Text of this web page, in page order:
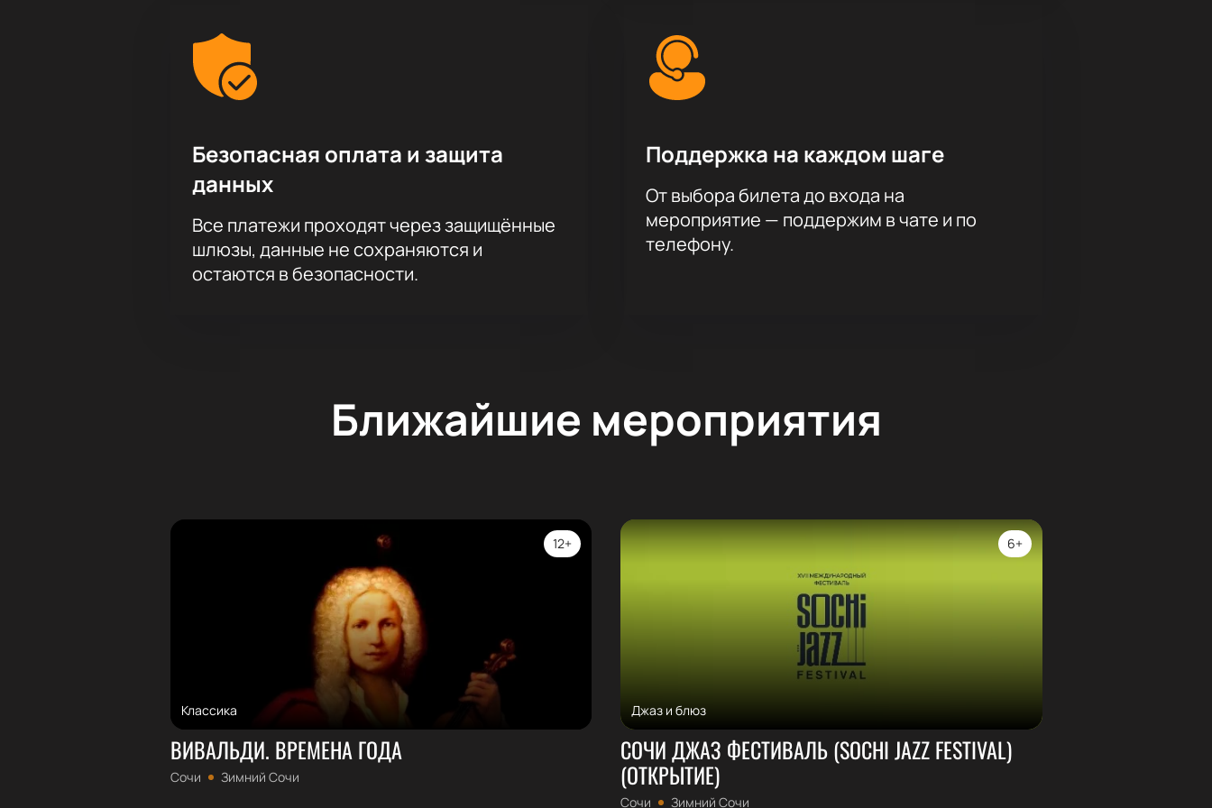
Безопасная оплата и защита
данных
Все платежи проходят через защищённые
шлюзы, данные не сохраняются и
остаются в безопасности.
Поддержка на каждом шаге
От выбора билета до входа на
мероприятие — поддержим в чате и по
телефону.
Ближайшие мероприятия
Классика
12+
ВИВАЛЬДИ. ВРЕМЕНА ГОДА
Сочи Зимний Сочи
Джаз и блюз
6+
СОЧИ ДЖАЗ ФЕСТИВАЛЬ (SOCHI JAZZ FESTIVAL)
(ОТКРЫТИЕ)
Сочи Зимний Сочи